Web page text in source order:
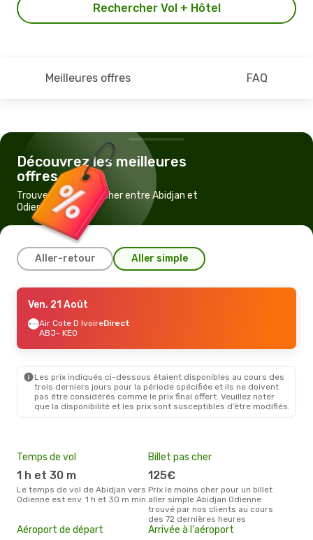
Rechercher Vol + Hôtel
Meilleures offres FAQ
Découvrez les meilleures
offres
Trouvez un vol pas cher entre Abidjan et
Odienne
Aller-retour Aller simple
Ven. 21 Août
Air Cote D IvoireDirect
ABJ- KEO
KEO- ABJ
Ven. 21 Août
Air Cote D IvoireDirect
ABJ- KEO
Les prix indiqués ci-dessous étaient disponibles au cours des
trois derniers jours pour la période spécifiée et ils ne doivent
pas être considérés comme le prix final offert. Veuillez noter
que la disponibilité et les prix sont susceptibles d’être modifiés.
Temps de vol
1 h et 30 m
Le temps de vol de Abidjan vers
Odienne est env. 1 h et 30 m min.
Billet pas cher
125€
Prix le moins cher pour un billet
aller simple Abidjan Odienne
trouvé par nos clients au cours
des 72 dernières heures
Aéroport de départ Arrivée à l'aéroport